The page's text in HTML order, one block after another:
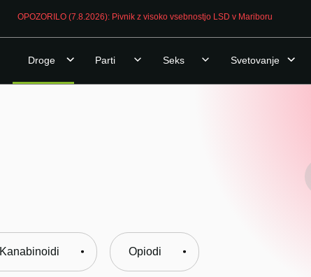
OPOZORILO (7.8.2026): Pivnik z visoko vsebnostjo LSD v Mariboru
Droge Parti Seks Svetovanje
Kanabinoidi Opiodi